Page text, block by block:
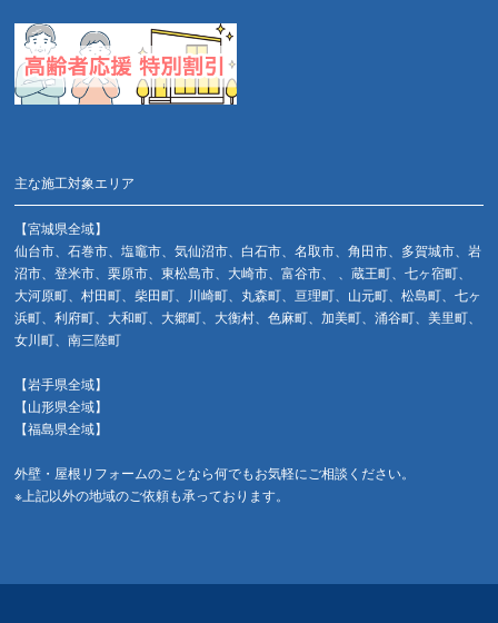
主な施工対象エリア
【宮城県全域】
仙台市、石巻市、塩竈市、気仙沼市、白石市、名取市、角田市、多賀城市、岩
沼市、登米市、栗原市、東松島市、大崎市、富谷市、 、蔵王町、七ヶ宿町、
大河原町、村田町、柴田町、川崎町、丸森町、亘理町、山元町、松島町、七ヶ
浜町、利府町、大和町、大郷町、大衡村、色麻町、加美町、涌谷町、美里町、
女川町、南三陸町
【岩手県全域】
【山形県全域】
【福島県全域】
外壁・屋根リフォームのことなら何でもお気軽にご相談ください。
※上記以外の地域のご依頼も承っております。